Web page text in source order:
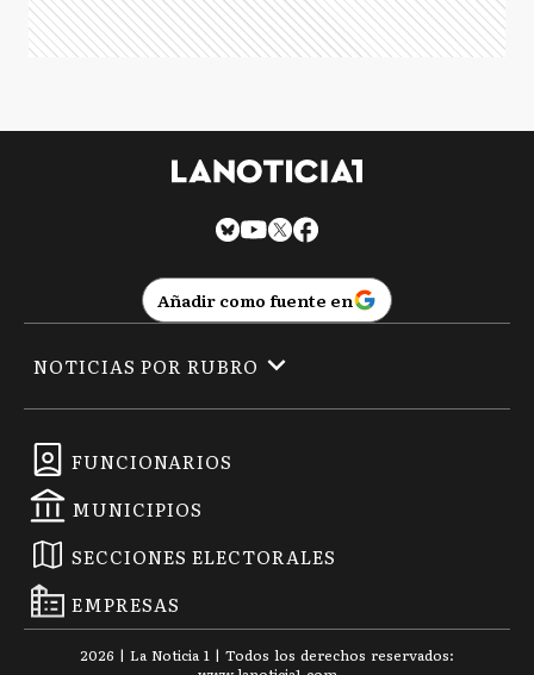
Añadir como fuente en
FUNCIONARIOS
MUNICIPIOS
SECCIONES ELECTORALES
EMPRESAS
NOTICIAS POR RUBRO
2026 | La Noticia 1 | Todos los derechos reservados: